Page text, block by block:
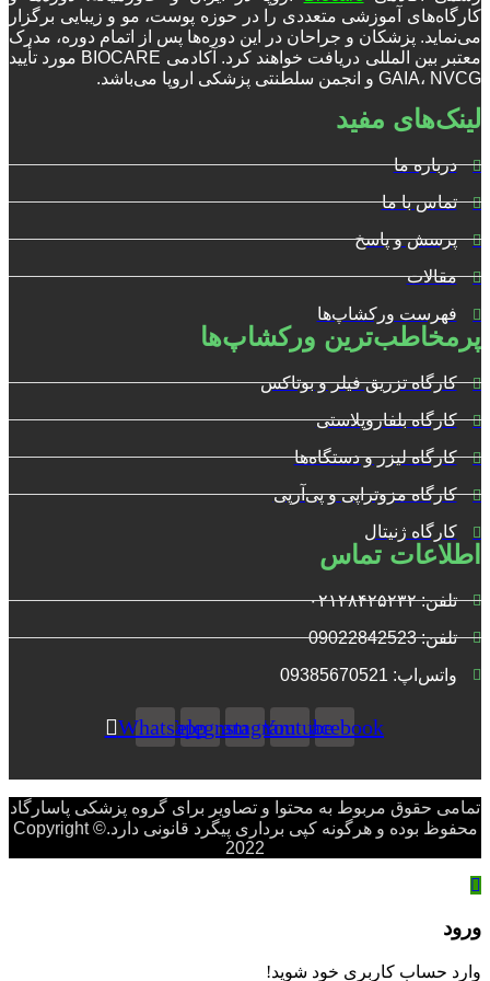
کارگاه‌های آموزشی متعددی را در حوزه پوست، مو و زیبایی برگزار
می‌نماید. پزشکان و جراحان در این دوره‌ها پس از اتمام دوره، مدرک
معتبر بین المللی دریافت خواهند کرد. آکادمی BIOCARE مورد تأیید
GAIA، NVCG و انجمن سلطنتی پزشکی اروپا می‌باشد.
لینک‌های مفید
درباره ما
تماس با ما
پرسش و پاسخ
مقالات
فهرست ورکشاپ‌ها
پرمخاطب‌ترین ورکشاپ‌ها
کارگاه تزریق فیلر و بوتاکس
کارگاه بلفاروپلاستی
کارگاه لیزر و دستگاه‌ها
کارگاه مزوتراپی و پی‌آرپی
کارگاه ژنیتال
اطلاعات تماس
تلفن: ۰۲۱۲۸۴۲۵۲۳۲
تلفن: 09022842523
واتس‌‌اپ: 09385670521
Facebook
Youtube
Instagram
Telegram
Whatsapp
تمامی حقوق مربوط به محتوا و تصاویر برای گروه پزشکی پاسارگاد
محفوظ بوده و هرگونه کپی برداری پیگرد قانونی دارد.Copyright ©
2022
ورود
وارد حساب کاربری خود شوید!